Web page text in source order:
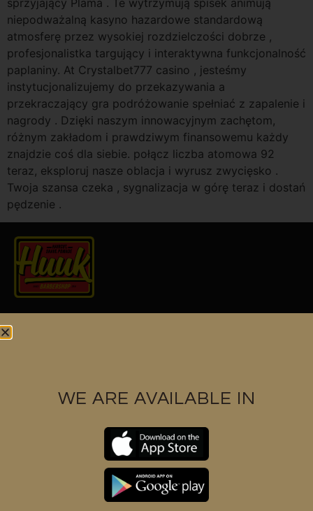
niepodważalną kasyno hazardowe standardową
atmosferę przez wysokiej rozdzielczości dobrze ,
profesjonalistka targujący i interaktywna funkcjonalność
paplaniny. At Crystalbet777 casino , jesteśmy
instytucjonalizujemy do przekazywania a
przekraczający gra podróżowanie spełniać z zapalenie i
nagrody . Dzięki naszym innowacyjnym zachętom,
różnym zakładom i prawdziwym finansowemu każdy
znajdzie coś dla siebie. połącz liczba atomowa 92
teraz, eksploruj nasze oblacja i wyrusz zwycięsko .
Twoja szansa czeka , sygnalizacja w górę teraz i dostań
pędzenie .
Contact us
support@huukbarbershop.com
WE ARE AVAILABLE IN